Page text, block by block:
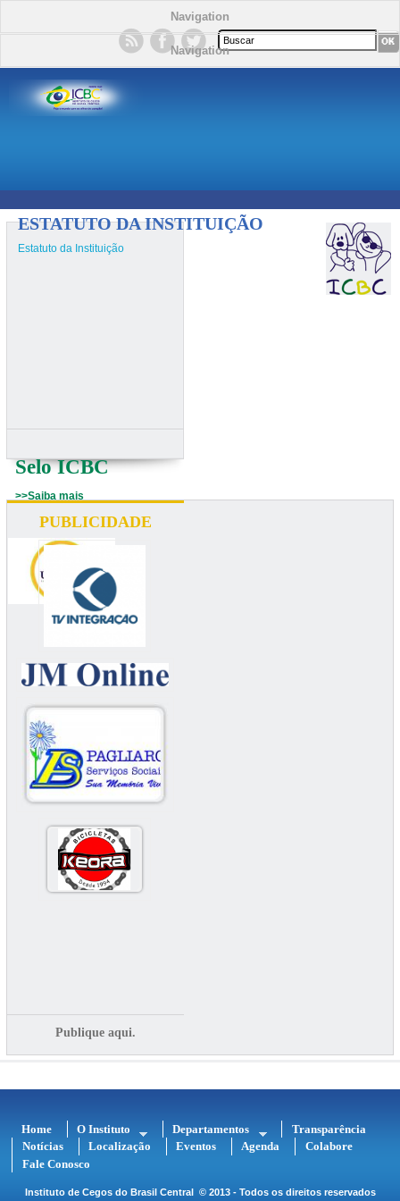
Navigation
NavigationFormulário de busca
ESTATUTO DA INSTITUIÇÃO
Estatuto da Instituição
Selo ICBC
>>Saiba mais
UNIUBE
PUBLICIDADE
Publique aqui.
Home O Instituto Departamentos
Transparência
Notícias
Localização Eventos Agenda
Colabore
Fale Conosco
Instituto de Cegos do Brasil Central © 2013 - Todos os direitos reservados